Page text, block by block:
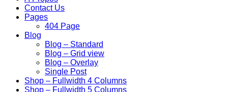
Contact Us
Pages
404 Page
Blog
Blog – Standard
Blog – Grid view
Blog – Overlay
Single Post
Shop – Fullwidth 4 Columns
Shop – Fullwidth 5 Columns